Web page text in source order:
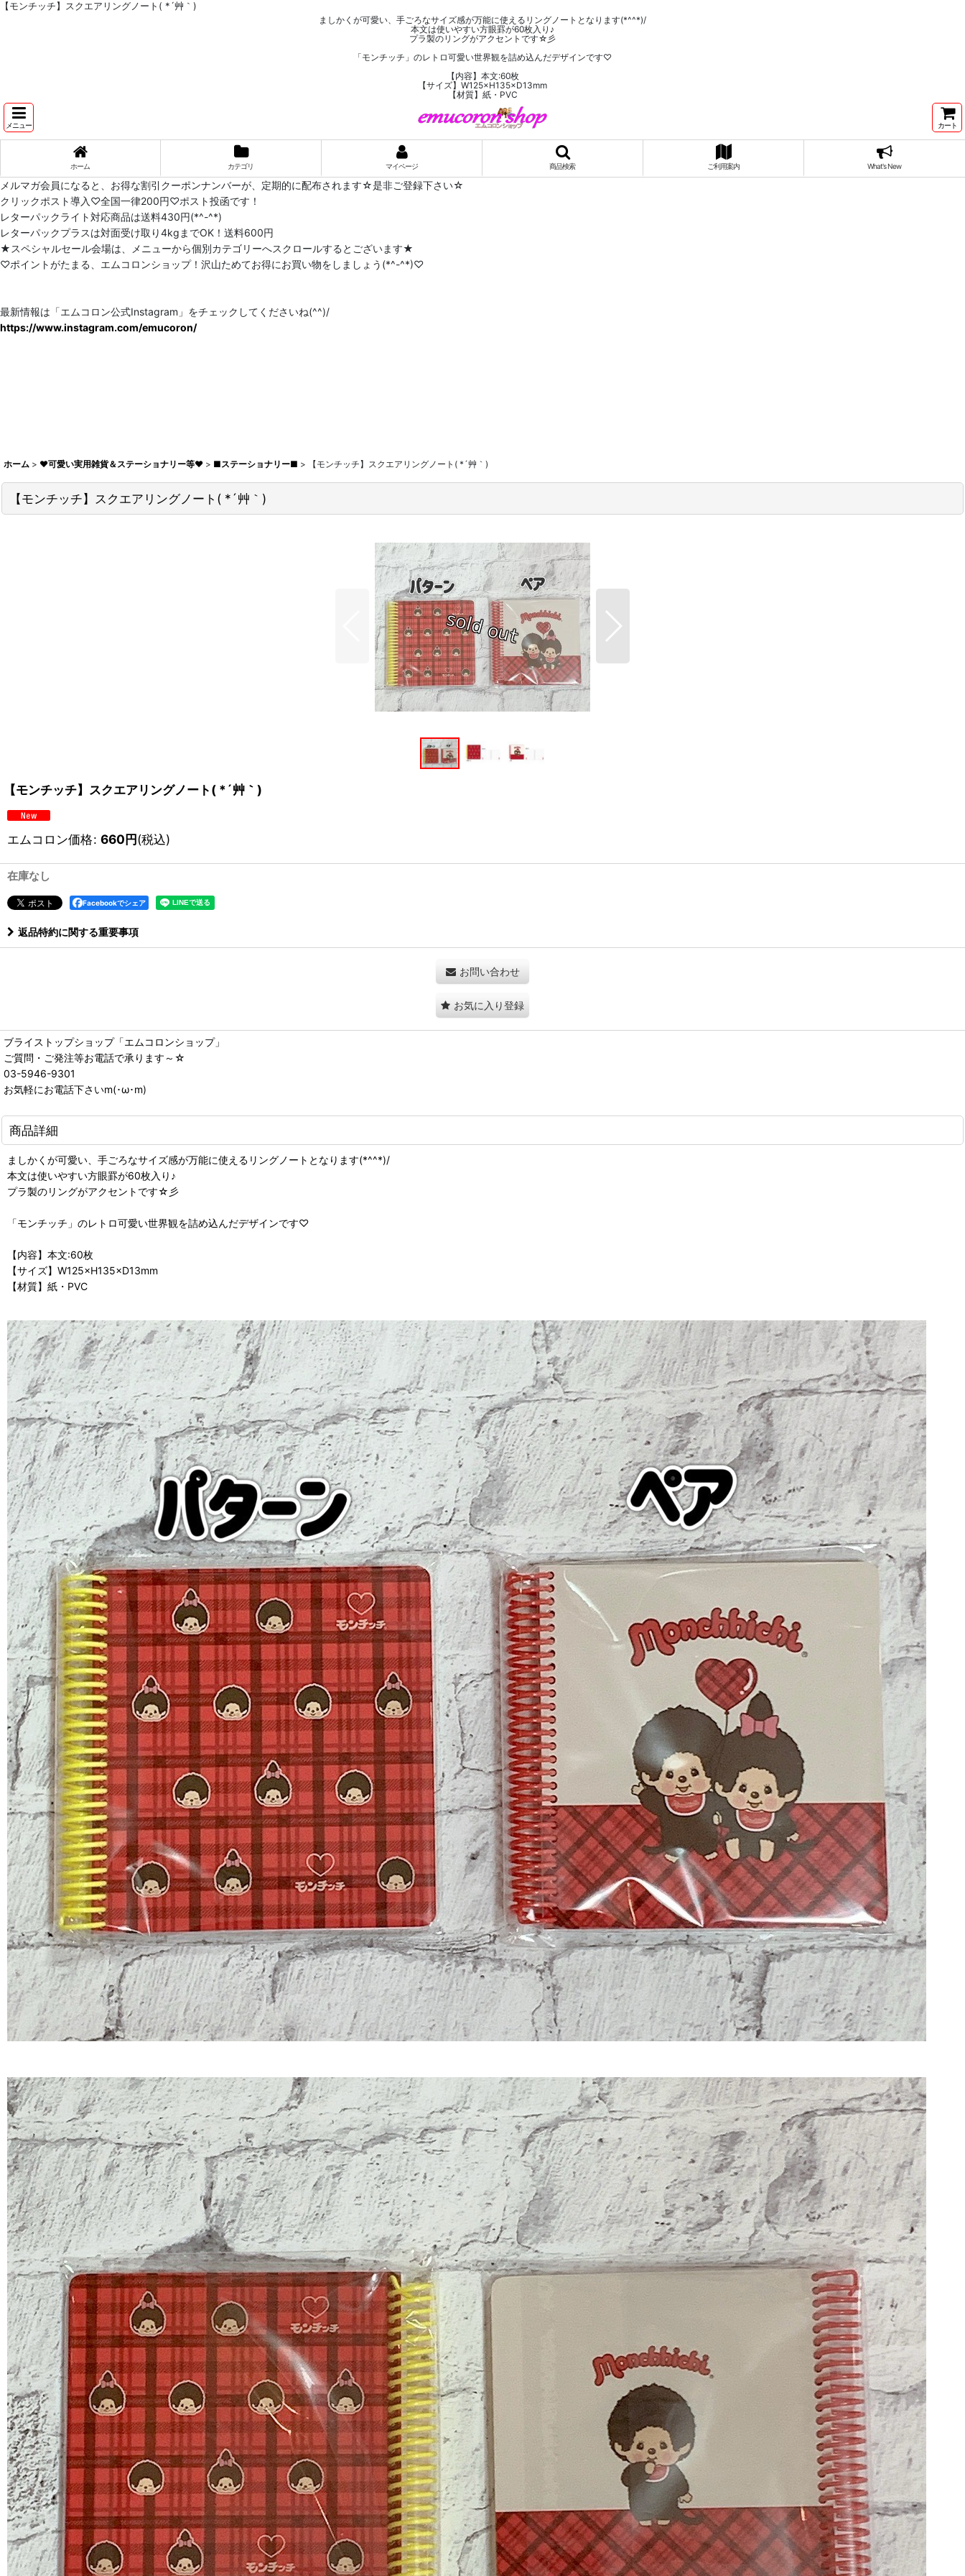
【モンチッチ】スクエアリングノート( *´艸｀)
ましかくが可愛い、手ごろなサイズ感が万能に使えるリングノートとなります(*^^*)/
本文は使いやすい方眼罫が60枚入り♪
プラ製のリングがアクセントです☆彡
「モンチッチ」のレトロ可愛い世界観を詰め込んだデザインです♡
【内容】本文:60枚
【サイズ】W125×H135×D13mm
【材質】紙・PVC
メニュー カート
ホーム カテゴリ マイページ 商品検索 ご利用案内 What's New
メルマガ会員になると、お得な割引クーポンナンバーが、定期的に配布されます☆是非ご登録下さい☆
クリックポスト導入♡全国一律200円♡ポスト投函です！
レターパックライト対応商品は送料430円(*^-^*)
レターパックプラスは対面受け取り4kgまでOK！送料600円
★スペシャルセール会場は、メニューから個別カテゴリーへスクロールするとございます★
♡ポイントがたまる、エムコロンショップ！沢山ためてお得にお買い物をしましょう(*^-^*)♡
最新情報は「エムコロン公式Instagram」をチェックしてくださいね(^^)/
https://www.instagram.com/emucoron/
ホーム > ♥可愛い実用雑貨＆ステーショナリー等♥ > ■ステーショナリー■ > 【モンチッチ】スクエアリングノート( *´艸｀)
【モンチッチ】スクエアリングノート( *´艸｀)
【モンチッチ】スクエアリングノート( *´艸｀)
エムコロン価格: 660円(税込)
在庫なし
Facebookでシェア
返品特約に関する重要事項
お問い合わせ
お気に入り登録
ブライストップショップ「エムコロンショップ」
ご質問・ご発注等お電話で承ります～☆
03-5946-9301
お気軽にお電話下さいm(･ω･m)
商品詳細
ましかくが可愛い、手ごろなサイズ感が万能に使えるリングノートとなります(*^^*)/
本文は使いやすい方眼罫が60枚入り♪
プラ製のリングがアクセントです☆彡
「モンチッチ」のレトロ可愛い世界観を詰め込んだデザインです♡
【内容】本文:60枚
【サイズ】W125×H135×D13mm
【材質】紙・PVC